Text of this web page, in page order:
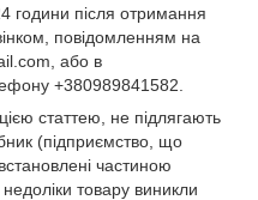
години після отримання
повідомленням на
або в
+380989841582.
статтею, не підлягають
(підприємство, що
частиною
товару виникли